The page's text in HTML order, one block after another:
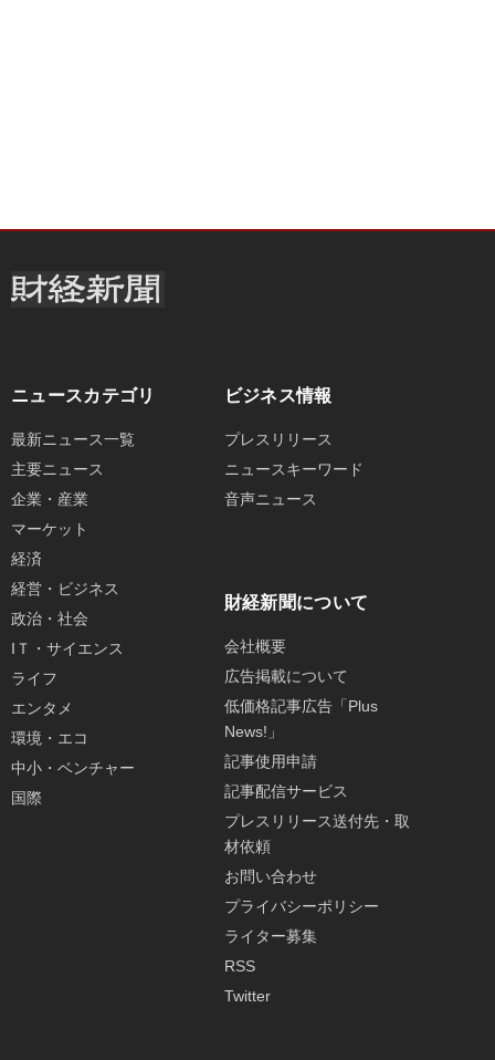
ニュースカテゴリ
最新ニュース一覧
主要ニュース
企業・産業
マーケット
経済
経営・ビジネス
政治・社会
IＴ・サイエンス
ライフ
エンタメ
環境・エコ
中小・ベンチャー
国際
ビジネス情報
プレスリリース
ニュースキーワード
音声ニュース
財経新聞について
会社概要
広告掲載について
低価格記事広告「Plus
News!」
記事使用申請
記事配信サービス
プレスリリース送付先・取
材依頼
お問い合わせ
プライバシーポリシー
ライター募集
RSS
Twitter